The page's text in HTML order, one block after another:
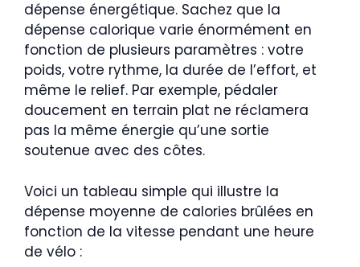
dépense énergétique. Sachez que la
dépense calorique varie énormément en
fonction de plusieurs paramètres : votre
poids, votre rythme, la durée de l’effort, et
même le relief. Par exemple, pédaler
doucement en terrain plat ne réclamera
pas la même énergie qu’une sortie
soutenue avec des côtes.
Voici un tableau simple qui illustre la
dépense moyenne de calories brûlées en
fonction de la vitesse pendant une heure
de vélo :